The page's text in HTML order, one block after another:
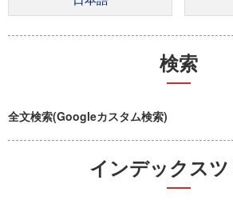
検索
全文検索(Googleカスタム検索)
インデックスツ